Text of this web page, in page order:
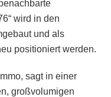
wird in den
und als
positioniert werden.
sagt in einer
großvolumigen